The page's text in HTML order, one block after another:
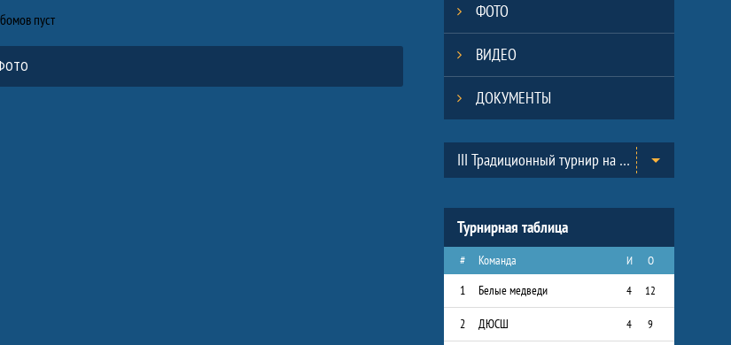
пуст ФОТО
ВИДЕО
ДОКУМЕНТЫ
Таблицы турнира III Традиционный турнир на призы Всероссийского Клуба юных хоккеистов «Золотая шайба» им. А.В. Тарасова в г.Черноголовка. (2013-2014)
Турнирная таблица
# Команда И О
1 Белые медведи 4 12
2 ДЮСШ 4 9